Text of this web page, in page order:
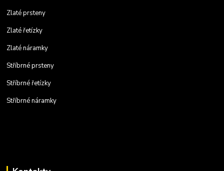
Zlaté prsteny
Zlaté řetízky
Zlaté náramky
Stříbrné prsteny
Stříbrné řetízky
Stříbrné náramky